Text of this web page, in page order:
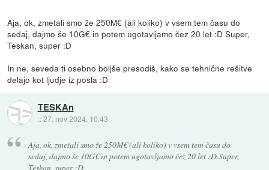
Aja, ok, zmetali smo že 250M€ (ali koliko) v vsem tem času do
sedaj, dajmo še 10G€ in potem ugotavljamo čez 20 let :D Super,
Teskan, super :D
In ne, seveda ti osebno boljše presodiš, kako se tehnične rešitve
delajo kot ljudje iz posla :D
TESKAn
::27. nov 2024, 10:43
Aja, ok, zmetali smo že 250M€ (ali koliko) v vsem tem času do
sedaj, dajmo še 10G€ in potem ugotavljamo čez 20 let :D Super,
Teskan, super :D